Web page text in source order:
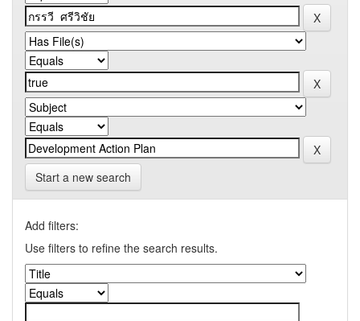
Start a new search
Add filters:
Use filters to refine the search results.